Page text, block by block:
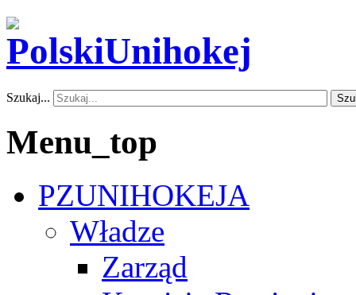
Szukaj...
Menu_top
PZUNIHOKEJA
Władze
Zarząd